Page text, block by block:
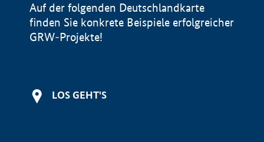
Auf der folgenden Deutschlandkarte
finden Sie konkrete Beispiele erfolgreicher
GRW-Projekte!
LOS GEHT'S